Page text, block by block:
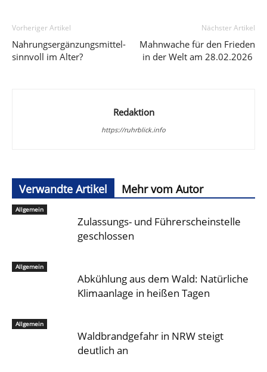
Vorheriger Artikel
Nahrungsergänzungsmittel-
sinnvoll im Alter?
Nächster Artikel
Mahnwache für den Frieden
in der Welt am 28.02.2026
Redaktion
https://ruhrblick.info
Verwandte Artikel Mehr vom Autor
Allgemein
Zulassungs- und Führerscheinstelle
geschlossen
Allgemein
Abkühlung aus dem Wald: Natürliche
Klimaanlage in heißen Tagen
Allgemein
Waldbrandgefahr in NRW steigt
deutlich an